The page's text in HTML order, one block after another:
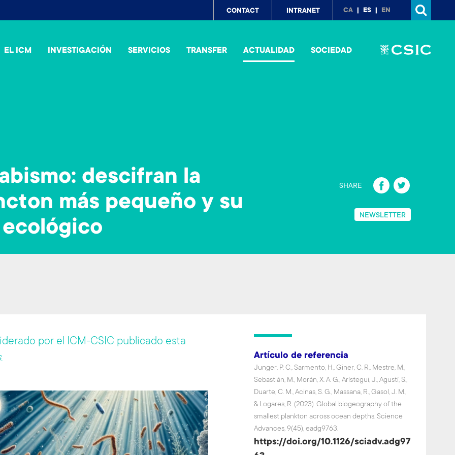
TopCONTACT INTRANET CA ES EN
EL ICM INVESTIGACIÓN SERVICIOS TRANSFER ACTUALIDAD SOCIEDAD
descifran la
más pequeño y su
SHARE
Fa
b
NEWSLETTER
por el ICM-CSIC publicado esta
. Artículo de referencia
Junger, P. C., Sarmento, H., Giner, C. R., Mestre, M.,
Sebastián, M., Morán, X. A. G., Arístegui, J., Agustí, S.,
Duarte, C. M., Acinas, S. G., Massana, R., Gasol, J. M.,
& Logares, R. (2023). Global biogeography of the
smallest plankton across ocean depths. Science
Advances, 9(45), eadg9763.
https://doi.org/10.1126/sciadv.adg97